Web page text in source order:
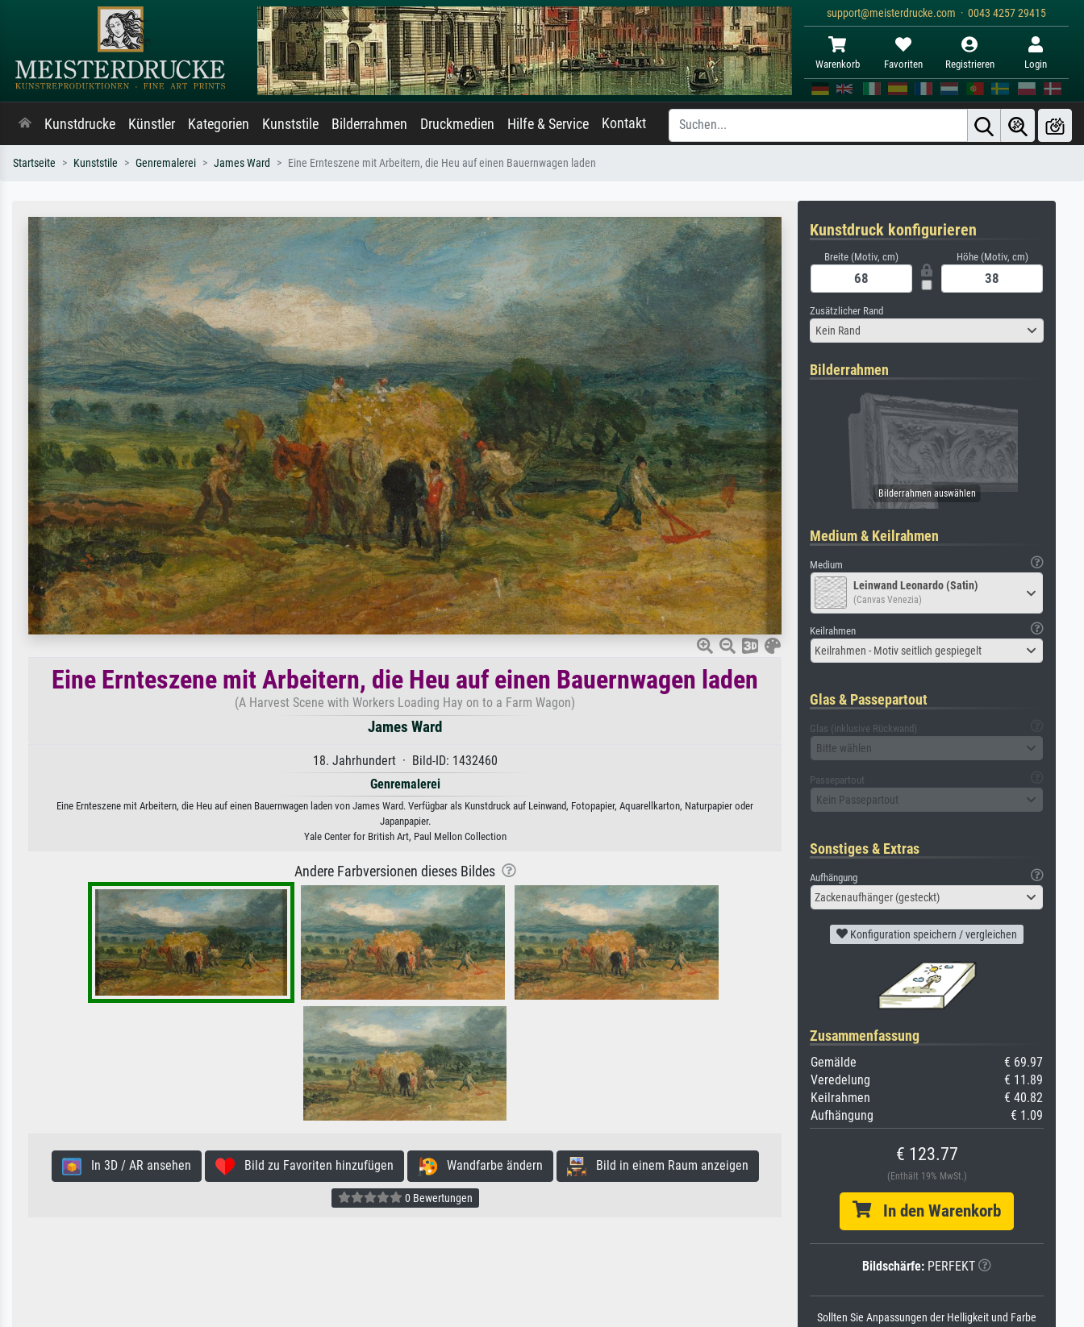
support@meisterdrucke.com · 0043 4257 29415
Warenkorb Favoriten Registrieren Login
Kunstdrucke Künstler Kategorien Kunststile Bilderrahmen Druckmedien Hilfe & Service Kontakt
Startseite Kunststile Genremalerei James Ward Eine Ernteszene mit Arbeitern, die Heu auf einen Bauernwagen laden
Eine Ernteszene mit Arbeitern, die Heu auf einen Bauernwagen laden
(A Harvest Scene with Workers Loading Hay on to a Farm Wagon)
James Ward
18. Jahrhundert · Bild-ID: 1432460
Genremalerei
Eine Ernteszene mit Arbeitern, die Heu auf einen Bauernwagen laden von James Ward. Verfügbar als Kunstdruck auf Leinwand, Fotopapier, Aquarellkarton, Naturpapier oder
Japanpapier.
Yale Center for British Art, Paul Mellon Collection
Andere Farbversionen dieses Bildes
In 3D / AR ansehen Bild zu Favoriten hinzufügen Wandfarbe ändern Bild in einem Raum anzeigen
0 Bewertungen
Kunstdruck konfigurieren
Breite (Motiv, cm) Höhe (Motiv, cm)
Zusätzlicher Rand
Kein Rand
Bilderrahmen
Medium & Keilrahmen
Medium
Leinwand Leonardo (Satin)
(Canvas Venezia)
Keilrahmen
Keilrahmen - Motiv seitlich gespiegelt
Glas & Passepartout
Glas (inklusive Rückwand)
Bitte wählen
Passepartout
Kein Passepartout
Sonstiges & Extras
Aufhängung
Zackenaufhänger (gesteckt)
Konfiguration speichern / vergleichen
Zusammenfassung
Gemälde
€ 69.97
Veredelung
€ 11.89
Keilrahmen
€ 40.82
Aufhängung
€ 1.09
€ 123.77
(Enthält 19% MwSt.)
In den Warenkorb
Bildschärfe: PERFEKT
Sollten Sie Anpassungen der Helligkeit und Farbe